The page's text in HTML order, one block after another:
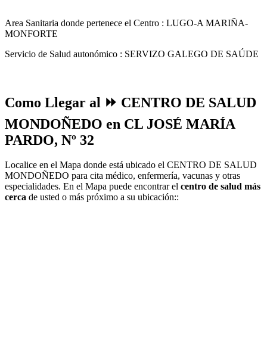
Area Sanitaria donde pertenece el Centro : LUGO-A MARIÑA-
MONFORTE
Servicio de Salud autonómico : SERVIZO GALEGO DE SAÚDE
Como Llegar al ⏩ CENTRO DE SALUD
MONDOÑEDO en CL JOSÉ MARÍA
PARDO, Nº 32
Localice en el Mapa donde está ubicado el CENTRO DE SALUD
MONDOÑEDO para cita médico, enfermería, vacunas y otras
especialidades. En el Mapa puede encontrar el centro de salud más
cerca de usted o más próximo a su ubicación::